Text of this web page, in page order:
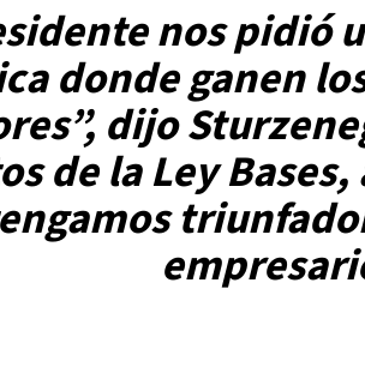
nos pidió
donde ganen
dijo
de la Ley